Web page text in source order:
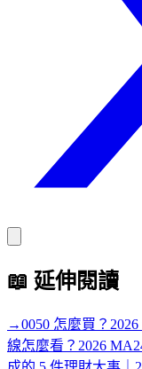
📖 延伸閱讀
→0050 怎麼買？
線怎麼看？2026